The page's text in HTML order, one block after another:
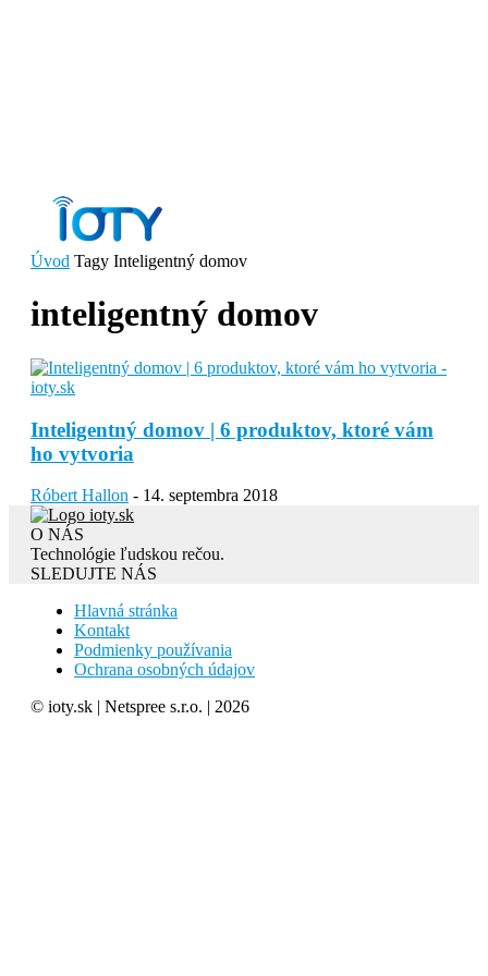
Úvod Tagy Inteligentný domov
inteligentný domov
Inteligentný domov | 6 produktov, ktoré vám
ho vytvoria
Róbert Hallon - 14. septembra 2018
O NÁS
Technológie ľudskou rečou.
SLEDUJTE NÁS
Hlavná stránka
Kontakt
Podmienky používania
Ochrana osobných údajov
© ioty.sk | Netspree s.r.o. | 2026